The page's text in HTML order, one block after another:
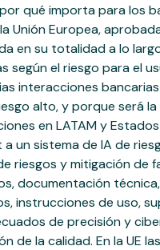
qué importa para los
Unión Europea,
en su totalidad a lo
según el riesgo para el
interacciones
alto, y porque será
en LATAM y
a un sistema de IA de
riesgos y mitigación de
documentación
instrucciones de uso,
de precisión y
de la calidad. En la UE